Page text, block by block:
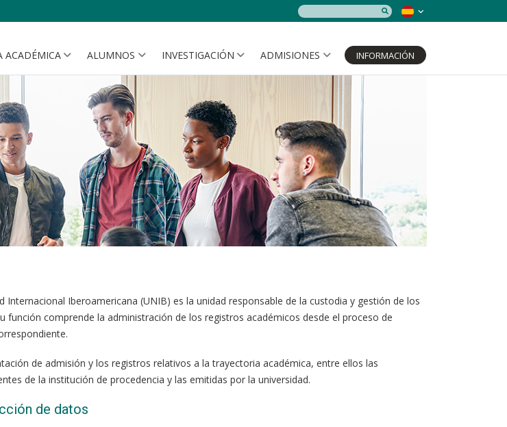
ACADÉMICA ALUMNOS INVESTIGACIÓN ADMISIONES INFORMACIÓN
Internacional Iberoamericana (UNIB) es la unidad responsable de la custodia y gestión de los
función comprende la administración de los registros académicos desde el proceso de
de admisión y los registros relativos a la trayectoria académica, entre ellos las
de la institución de procedencia y las emitidas por la universidad.
de datos